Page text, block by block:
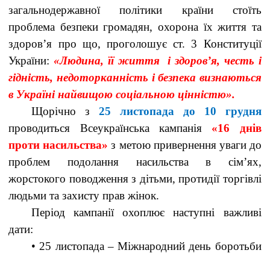
загальнодержавної політики країни стоїть
проблема безпеки громадян, охорона їх життя та
здоров’я про що, проголошує ст. 3 Конституції
України:«Людина, її життя і здоров’я, честь і
гідність, недоторканність і безпека визнаються
в Україні найвищою соціальною цінністю».
Щорічно з25 листопада до 10 грудня
проводиться Всеукраїнська кампанія «16 днів
проти насильства» з метою привернення уваги до
проблем подолання насильства в сім’ях,
жорстокого поводження з дітьми, протидії торгівлі
людьми та захисту прав жінок.
Період кампанії охоплює наступні важливі
дати:
• 25 листопада – Міжнародний день боротьби